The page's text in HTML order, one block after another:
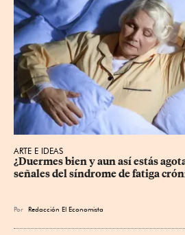
ARTE E IDEAS
¿Duermes bien y aun así estás
señales del síndrome de fatiga
Por Redacción El Economista